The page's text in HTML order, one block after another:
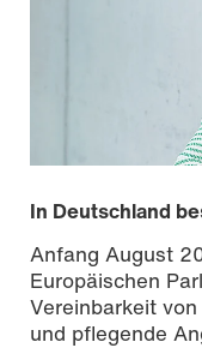
In Deutschland
Anfang August
Europäischen
Vereinbarkeit
und pflegende